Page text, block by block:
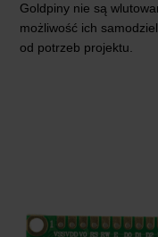
Goldpiny nie są
możliwość ich
od potrzeb projektu.